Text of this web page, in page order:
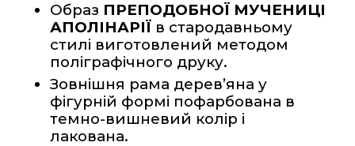
Образ
АПОЛІНАРІЇ в стародавньому
стилі виготовлений методом
поліграфічного друку.
Зовнішня рама дерев’яна у
фігурній формі пофарбована в
темно-вишневий колір і
лакована.